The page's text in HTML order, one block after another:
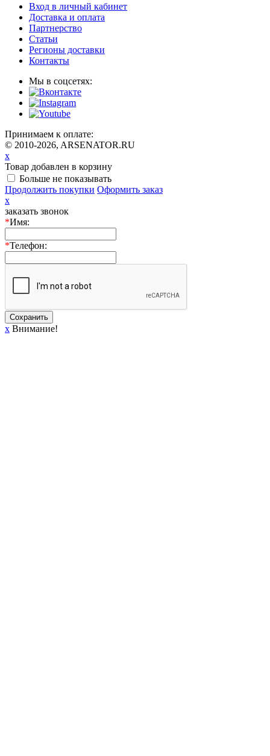
Вход в личный кабинет
Доставка и оплата
Партнерство
Статьи
Регионы доставки
Контакты
Мы в соцсетях:
Принимаем к оплате:
© 2010-2026, ARSENATOR.RU
x
Товар добавлен в корзину
Больше не показывать
Продолжить покупки Оформить заказ
x
заказать звонок
*Имя:
*Телефон:
Сохранить
x Внимание!